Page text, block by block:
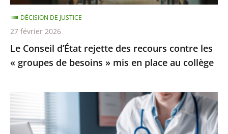
groupes
de
besoins
»
mis
place
collège
Le Conseil d’État rejette des recours contre les
« groupes de besoins » mis en place au collège
DÉCISION DE JUSTICE
27 février 2026
:
deux